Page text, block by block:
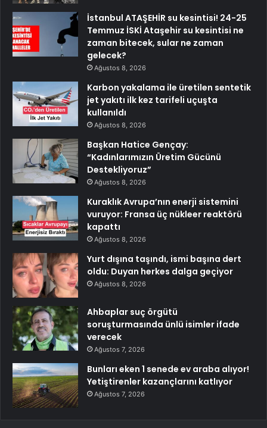
İstanbul ATAŞEHİR su kesintisi! 24-25
Temmuz İSKİ Ataşehir su kesintisi ne
zaman bitecek, sular ne zaman
gelecek?
Ağustos 8, 2026
Karbon yakalama ile üretilen sentetik
jet yakıtı ilk kez tarifeli uçuşta
kullanıldı
Ağustos 8, 2026
Başkan Hatice Gençay:
“Kadınlarımızın Üretim Gücünü
Destekliyoruz”
Ağustos 8, 2026
Kuraklık Avrupa’nın enerji sistemini
vuruyor: Fransa üç nükleer reaktörü
kapattı
Ağustos 8, 2026
Yurt dışına taşındı, ismi başına dert
oldu: Duyan herkes dalga geçiyor
Ağustos 8, 2026
Ahbaplar suç örgütü
soruşturmasında ünlü isimler ifade
verecek
Ağustos 7, 2026
Bunları eken 1 senede ev araba alıyor!
Yetiştirenler kazançlarını katlıyor
Ağustos 7, 2026